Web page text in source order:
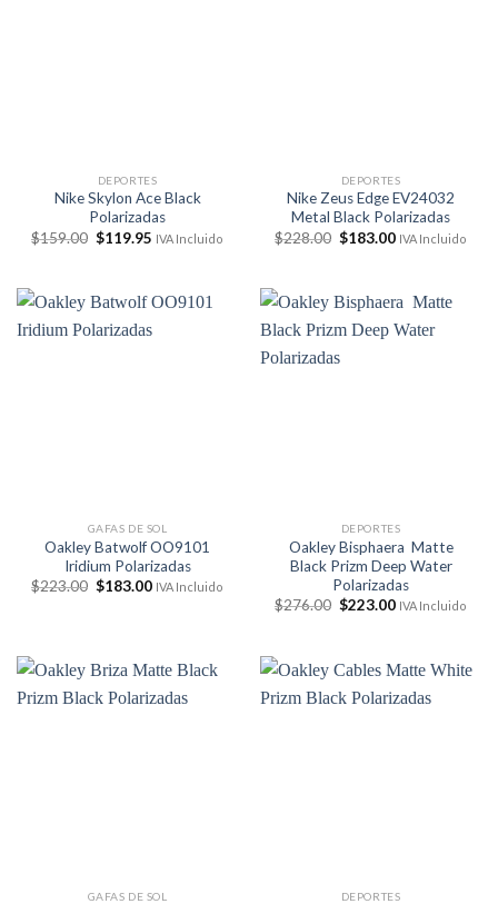
DEPORTES
Nike Skylon Ace Black
Polarizadas
$159.00 El
$159.00.
$119.95 El
$119.95.
IVA Incluido
DEPORTES
Nike Zeus Edge EV24032
Metal Black Polarizadas
$228.00 El
$228.00.
$183.00El
$183.00.
IVA Incluido
GAFAS DE SOL
Oakley Batwolf OO9101
Iridium Polarizadas
$223.00 El
$183.00ElIVA Incluido
DEPORTES
Oakley Bisphaera Matte
Black Prizm Deep Water
Polarizadas
$276.00 El
$276.00.
$223.00El
$223.00.
IVA Incluido
GAFAS DE SOL DEPORTES